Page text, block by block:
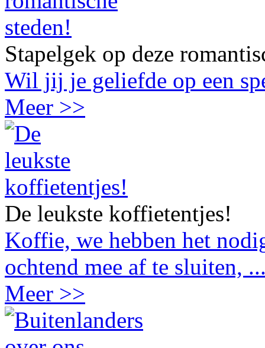
Stapelgek op deze
Wil jij je geliefde op een
Meer >>
De leukste koffietentjes!
Koffie, we hebben het
ochtend mee af te sluiten,
Meer >>